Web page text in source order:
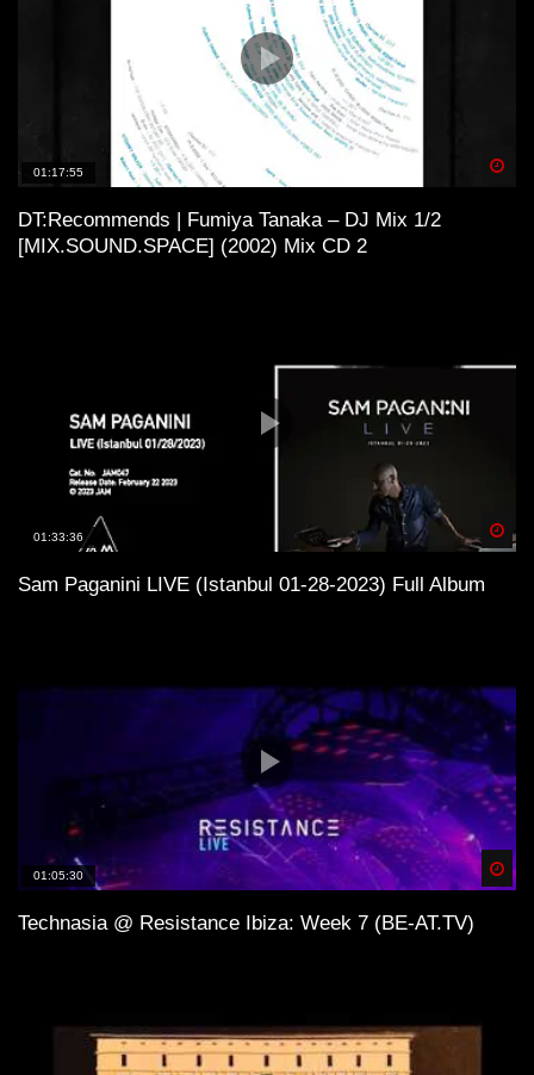
01:17:55
DT:Recommends | Fumiya Tanaka – DJ Mix 1/2
[MIX.SOUND.SPACE] (2002) Mix CD 2
01:33:36
Sam Paganini LIVE (Istanbul 01-28-2023) Full Album
01:05:30
Technasia @ Resistance Ibiza: Week 7 (BE-AT.TV)